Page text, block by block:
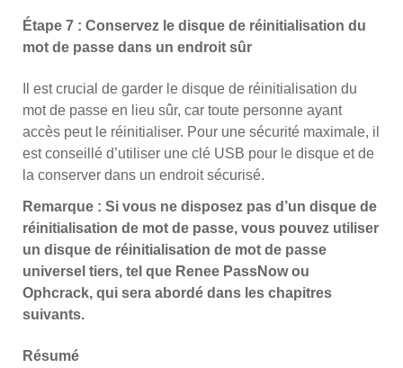
Étape 7 : Conservez le disque de réinitialisation du
mot de passe dans un endroit sûr
Il est crucial de garder le disque de réinitialisation du
mot de passe en lieu sûr, car toute personne ayant
accès peut le réinitialiser. Pour une sécurité maximale, il
est conseillé d’utiliser une clé USB pour le disque et de
la conserver dans un endroit sécurisé.
Remarque : Si vous ne disposez pas d’un disque de
réinitialisation de mot de passe, vous pouvez utiliser
un disque de réinitialisation de mot de passe
universel tiers, tel que Renee PassNow ou
Ophcrack, qui sera abordé dans les chapitres
suivants.
Résumé